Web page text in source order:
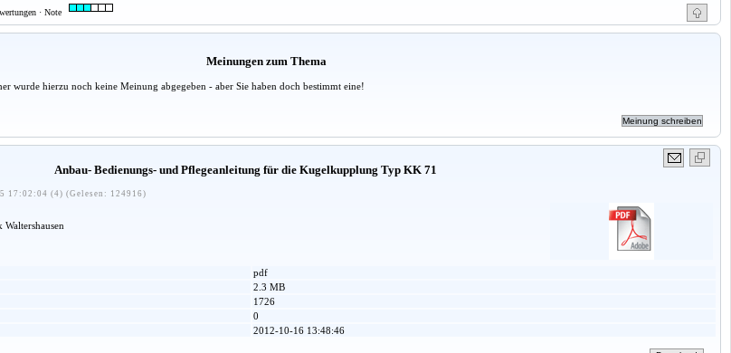
· Note
Meinungen zum Thema
wurde hierzu noch keine Meinung abgegeben - aber Sie haben doch bestimmt eine!
Anbau- Bedienungs- und Pflegeanleitung für die Kugelkupplung Typ KK 71
17:02:04 (4) (Gelesen: 124916)
pdf
2.3 MB
1726
0
2012-10-16 13:48:46